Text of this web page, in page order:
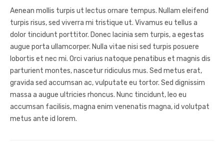
Aenean mollis turpis ut lectus ornare tempus. Nullam eleifend
turpis risus, sed viverra mi tristique ut. Vivamus eu tellus a
dolor tincidunt porttitor. Donec lacinia sem turpis, a egestas
augue porta ullamcorper. Nulla vitae nisi sed turpis posuere
lobortis et nec mi. Orci varius natoque penatibus et magnis dis
parturient montes, nascetur ridiculus mus. Sed metus erat,
gravida sed accumsan ac, vulputate eu tortor. Sed dignissim
massa a augue ultricies rhoncus. Nunc tincidunt, leo eu
accumsan facilisis, magna enim venenatis magna, id volutpat
metus ante id lorem.